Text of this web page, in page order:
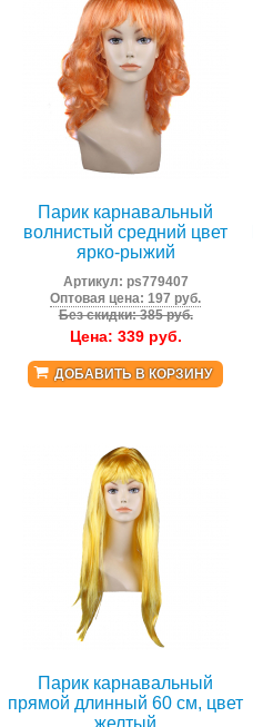
Парик карнавальный
волнистый средний цвет
ярко-рыжий
Артикул: ps779407
Оптовая цена: 197 руб.
Без скидки: 385 руб.
Цена: 339руб.
ДОБАВИТЬ В КОРЗИНУ
Парик карнавальный
прямой длинный 60 см, цвет
желтый